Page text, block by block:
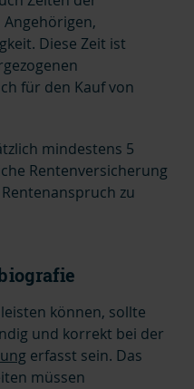
Diese Zeit ist
für den Kauf von
mindestens 5
Rentenversicherung
zu
können, sollte
und korrekt bei der
erfasst sein. Das
müssen